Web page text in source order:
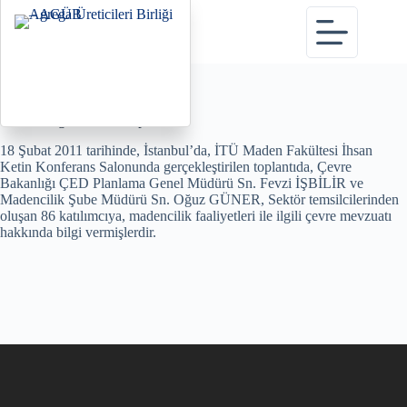
18 Şubat 2011 tarihinde, İstanbul’da, İTÜ Maden Fakültesi İhsan
Ketin Konferans Salonunda gerçekleştirilen toplantıda, Çevre
Bakanlığı ÇED Planlama Genel Müdürü Sn. Fevzi İŞBİLİR ve
Madencilik Şube Müdürü Sn. Oğuz GÜNER, Sektör temsilcilerinden
oluşan 86 katılımcıya, madencilik faaliyetleri ile ilgili çevre mevzuatı
hakkında bilgi vermişlerdir.